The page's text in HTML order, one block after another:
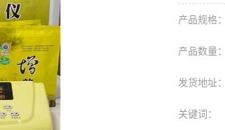
产品规格：
产品数量：
发货地址：
关键词：